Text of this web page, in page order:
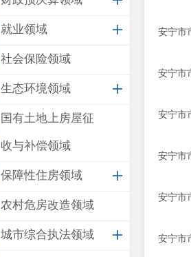
就业领域
社会保险领域
生态环境领域
国有土地上房屋征
收与补偿领域
保障性住房领域
农村危房改造领域
城市综合执法领域
安宁市
安宁市
安宁市
安宁市
安宁市
安宁市